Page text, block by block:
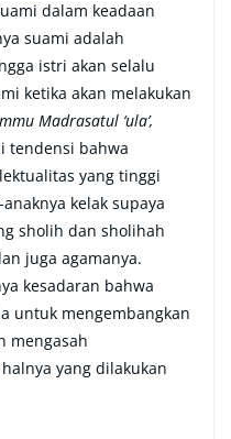
dalam keadaan
suami adalah
istri akan selalu
ketika akan melakukan
Madrasatul ‘ula’,
tendensi bahwa
yang tinggi
kelak supaya
sholih dan sholihah
juga agamanya.
kesadaran bahwa
untuk mengembangkan
mengasah
yang dilakukan